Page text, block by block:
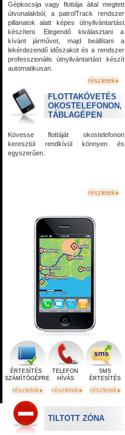
Gépkocsija vagy flottája által megtett
útvonalakból, a patrolTrack rendszer
pillanatok alatt képes útnyilvántartást
készíteni. Elegendő kiválasztani a
kívánt járművet, majd beállítani a
lekérdezendő időszakot és a rendszer
professzionális útnyilvántartást készít
automatikusan.
részletek
FLOTTAKÖVETÉS
OKOSTELEFONON,
TÁBLAGÉPEN
Kövesse flottáját okostelefonon
keresztül rendkívül könnyen és
egyszerűen.
részletek
ÉRTESÍTÉS
SZÁMÍTÓGÉPRE
részletek
TELEFON
HÍVÁS
részletek
SMS
ÉRTESÍTÉS
részletek
TILTOTT ZÓNA